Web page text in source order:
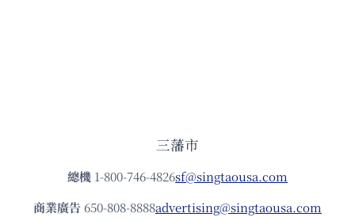
三藩市
總機 1-800-746-4826sf@singtaousa.com
商業廣告 650-808-8888advertising@singtaousa.com